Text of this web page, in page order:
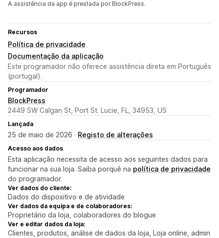
A assistência da app é prestada por BlockPress.
Recursos
Política de privacidade
Documentação da aplicação
Este programador não oferece assistência direta em Português
(portugal).
Programador
BlockPress
2449 SW Calgan St, Port St. Lucie, FL, 34953, US
Lançada
25 de maio de 2026 · Registo de alterações
Acesso aos dados
Esta aplicação necessita de acesso aos seguintes dados para
funcionar na sua loja. Saiba porquê na política de privacidade
do programador.
Ver dados do cliente:
Dados do dispositivo e de atividade
Ver dados da equipa e de colaboradores:
Proprietário da loja, colaboradores do blogue
Ver e editar dados da loja:
Clientes, produtos, análise de dados da loja, Loja online, admin